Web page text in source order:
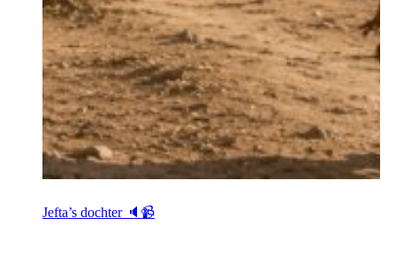
Jefta’s dochter 🔈📹